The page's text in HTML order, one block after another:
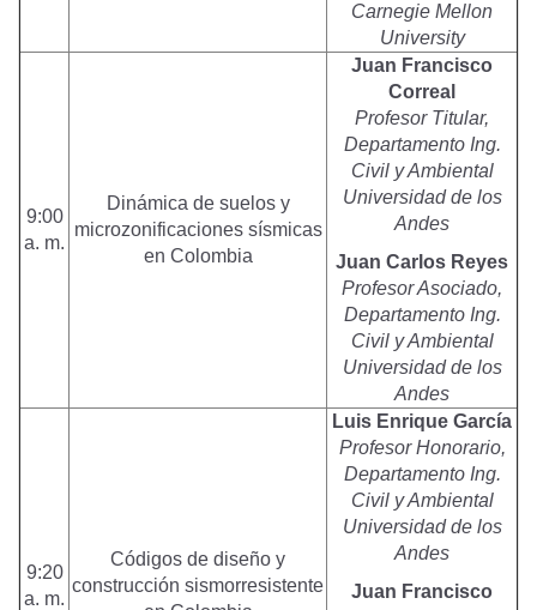
Carnegie Mellon
University
9:00
a. m.
Dinámica de suelos y
microzonificaciones sísmicas
en Colombia
Juan Francisco
Correal
Profesor Titular,
Departamento Ing.
Civil y Ambiental
Universidad de los
Andes
Juan Carlos Reyes
Profesor Asociado,
Departamento Ing.
Civil y Ambiental
Universidad de los
Andes
9:20
a. m.
Códigos de diseño y
construcción sismorresistente
Luis Enrique García
Profesor Honorario,
Departamento Ing.
Civil y Ambiental
Universidad de los
Andes
Juan Francisco